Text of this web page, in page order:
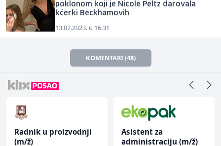
poklonom koji je Nicole Peltz darovala
kćerki Beckhamovih
13.07.2023. u 16:31
KOMENTARI (48)
Radnik u proizvodnji
(m/ž)
Asistent za
administraciju (m/ž)